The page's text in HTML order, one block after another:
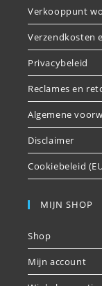
Verkooppunt
Verzendkosten
Privacybeleid
Reclames en
Algemene
Disclaimer
Cookiebeleid
MIJN SHOP
Shop
Mijn account